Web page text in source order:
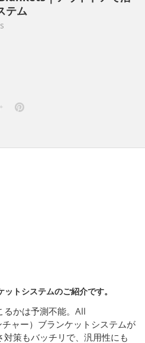
テム
トシステムのご紹介です。
るかは予測不能。All
ャー）ブランケットシステムが
策もバッチリで、汎用性にも